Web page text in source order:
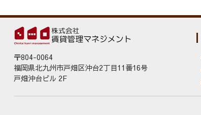
〒804-0064
福岡県北九州市戸畑区沖台2丁目11番16号
戸畑沖台ビル 2F